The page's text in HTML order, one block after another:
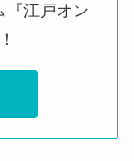
『江戸オン